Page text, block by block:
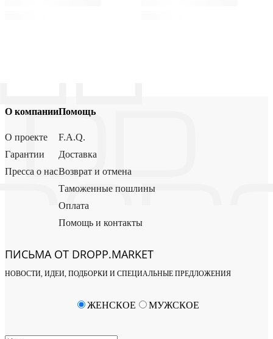
О компании
О проекте
Гарантии
Пресса о нас
Помощь
F.A.Q.
Доставка
Возврат и отмена
Таможенные пошлины
Оплата
Помощь и контакты
ПИСЬМА ОТ DROPP.MARKET
НОВОСТИ, ИДЕИ, ПОДБОРКИ И СПЕЦИАЛЬНЫЕ ПРЕДЛОЖЕНИЯ
ЖЕНСКОЕ МУЖСКОЕ